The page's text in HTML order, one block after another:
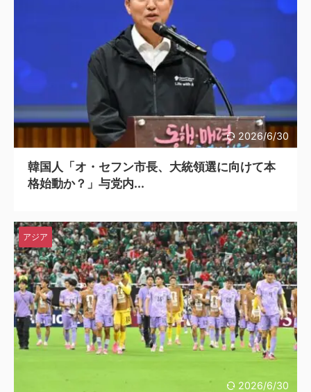
2026/6/30
韓国人「オ・セフン市長、大統領選に向けて本
格始動か？」与党内...
2026/6/30
アジア